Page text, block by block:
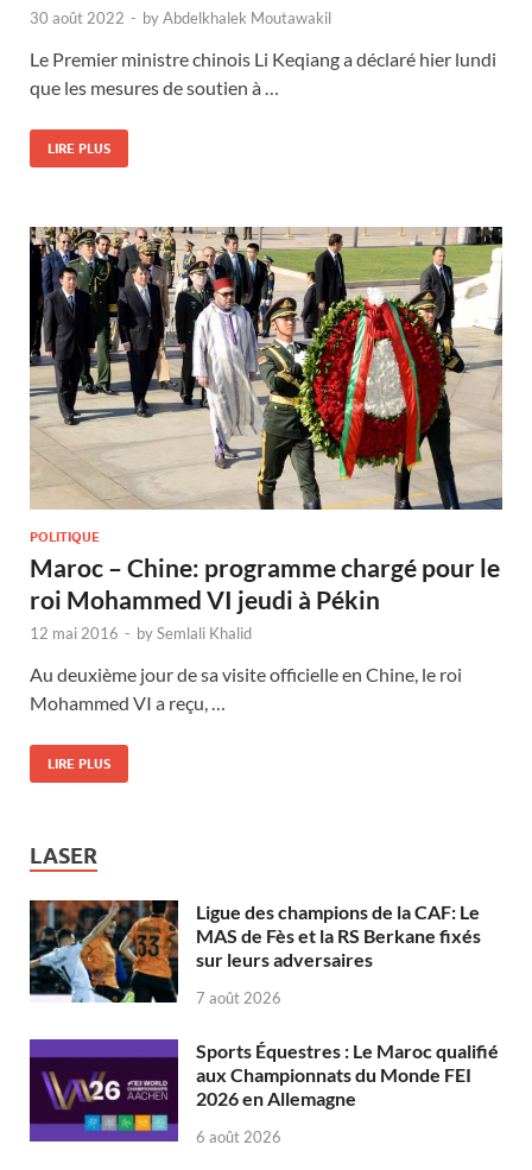
30 août 2022 - byAbdelkhalek Moutawakil
Le Premier ministre chinois Li Keqiang a déclaré hier lundi
que les mesures de soutien à …
LIRE PLUS
POLITIQUE
Maroc – Chine: programme chargé pour le
roi Mohammed VI jeudi à Pékin
12 mai 2016 - bySemlali Khalid
Au deuxième jour de sa visite officielle en Chine, le roi
Mohammed VI a reçu, …
LIRE PLUS
LASER
Ligue des champions de la CAF: Le
MAS de Fès et la RS Berkane fixés
sur leurs adversaires
7 août 2026
Sports Équestres : Le Maroc qualifié
aux Championnats du Monde FEI
2026 en Allemagne
6 août 2026